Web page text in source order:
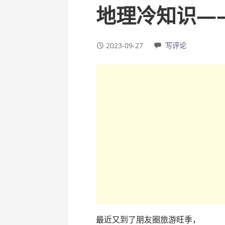
地理冷知识
2023-09-27 写评论
最近又到了朋友圈旅游旺季，